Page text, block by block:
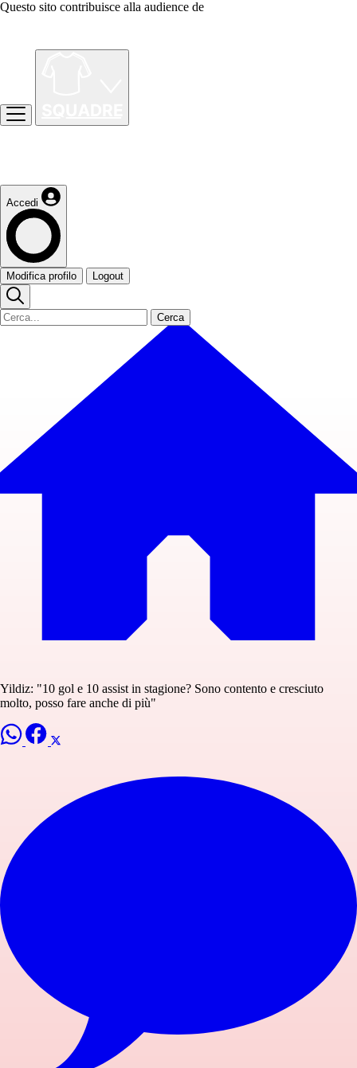
Questo sito contribuisce alla audience de
Accedi
Modifica profilo Logout
Cerca
Yildiz: "10 gol e 10 assist in stagione? Sono contento e cresciuto
molto, posso fare anche di più"